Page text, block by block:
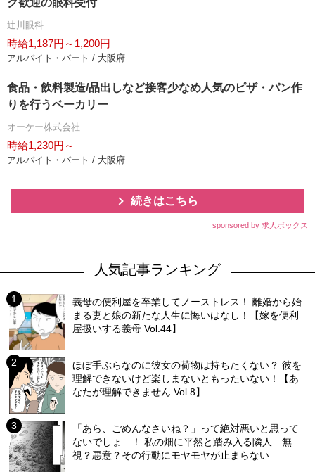
辻川眼科
時給1,187円～1,200円
アルバイト・パート / 大阪府
食品・飲料製造/品出しなど接客少なめ人気のピザ・パン作
りを行うベーカリー
オーケー株式会社
時給1,230円～
アルバイト・パート / 大阪府
続きはこちら
sponsored by 求人ボックス
人気記事ランキング
義母の便利屋を卒業してノーストレス！ 離婚から始
まる妻と娘の新たな人生に悔いはなし！【嫁を便利
屋扱いする義母 Vol.44】
ほぼ手ぶらなのに彼女の荷物は持ちたくない？ 彼を
理解できないけど楽しまないともったいない！【あ
なたが理解できません Vol.8】
「あら、ごめんなさいね？」って絶対悪いと思って
ないでしょ…！ 私の畑に平然と踏み入る隣人…無
視？悪意？その行動にモヤモヤが止まらない